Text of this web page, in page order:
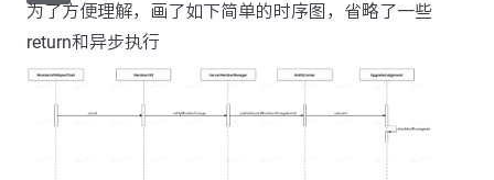
为了方便理解，画了如下简单的时序图，省略了一些
return和异步执行